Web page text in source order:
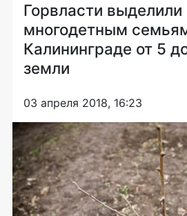
Горвласти выделили
многодетным
Калининграде от 5
земли
03 апреля 2018, 16:23